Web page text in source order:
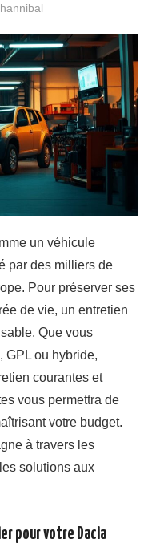
un véhicule
par des milliers de
Pour préserver ses
de vie, un entretien
Que vous
GPL ou hybride,
courantes et
vous permettra de
votre budget.
à travers les
solutions aux
pour votre Dacia